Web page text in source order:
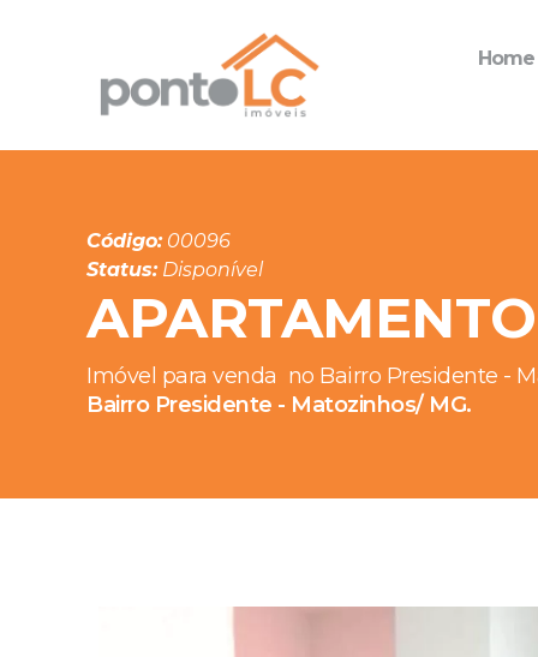
Home
Código:00096
Status:Disponível
Imóvel para venda no Bairro Presidente -
Bairro Presidente - Matozinhos/ MG.